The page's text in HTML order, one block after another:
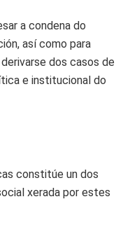
a condena do
así como para
dos casos de
e institucional do
constitúe un dos
xerada por estes